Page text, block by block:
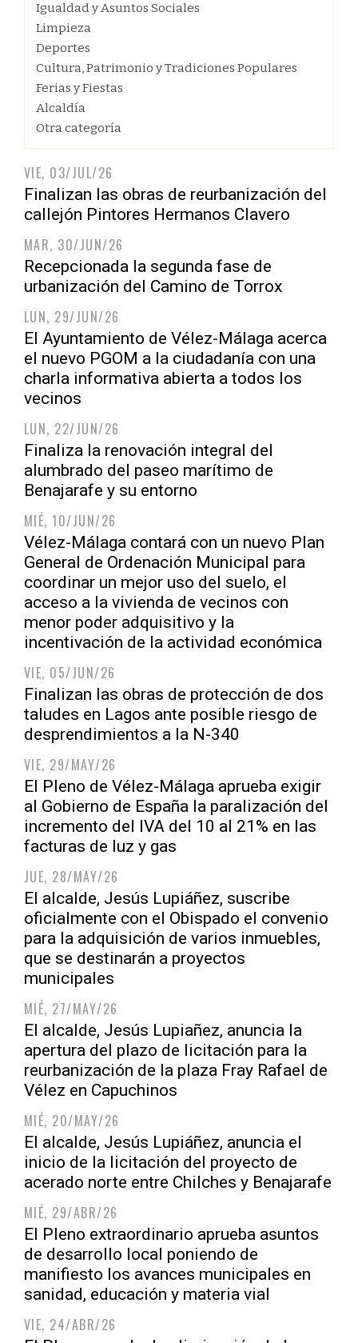
Igualdad y Asuntos Sociales
Limpieza
Deportes
Cultura, Patrimonio y Tradiciones Populares
Ferias y Fiestas
Alcaldía
Otra categoría
VIE, 03/JUL/26
Finalizan las obras de reurbanización del
callejón Pintores Hermanos Clavero
MAR, 30/JUN/26
Recepcionada la segunda fase de
urbanización del Camino de Torrox
LUN, 29/JUN/26
El Ayuntamiento de Vélez-Málaga acerca
el nuevo PGOM a la ciudadanía con una
charla informativa abierta a todos los
vecinos
LUN, 22/JUN/26
Finaliza la renovación integral del
alumbrado del paseo marítimo de
Benajarafe y su entorno
MIÉ, 10/JUN/26
Vélez-Málaga contará con un nuevo Plan
General de Ordenación Municipal para
coordinar un mejor uso del suelo, el
acceso a la vivienda de vecinos con
menor poder adquisitivo y la
incentivación de la actividad económica
VIE, 05/JUN/26
Finalizan las obras de protección de dos
taludes en Lagos ante posible riesgo de
desprendimientos a la N-340
VIE, 29/MAY/26
El Pleno de Vélez-Málaga aprueba exigir
al Gobierno de España la paralización del
incremento del IVA del 10 al 21% en las
facturas de luz y gas
JUE, 28/MAY/26
El alcalde, Jesús Lupiáñez, suscribe
oficialmente con el Obispado el convenio
para la adquisición de varios inmuebles,
que se destinarán a proyectos
municipales
MIÉ, 27/MAY/26
El alcalde, Jesús Lupiañez, anuncia la
apertura del plazo de licitación para la
reurbanización de la plaza Fray Rafael de
Vélez en Capuchinos
MIÉ, 20/MAY/26
El alcalde, Jesús Lupiáñez, anuncia el
inicio de la licitación del proyecto de
acerado norte entre Chilches y Benajarafe
MIÉ, 29/ABR/26
El Pleno extraordinario aprueba asuntos
de desarrollo local poniendo de
manifiesto los avances municipales en
sanidad, educación y materia vial
VIE, 24/ABR/26